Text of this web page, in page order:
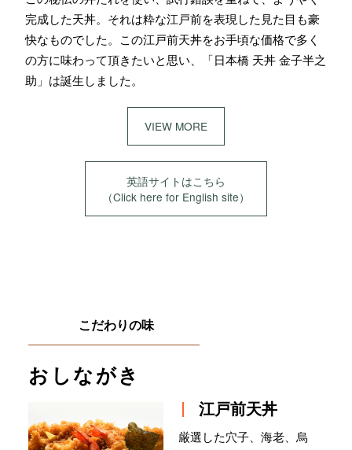
完成した天丼。それは粋な江戸前を表現した見た目も豪
快なものでした。この江戸前天丼をお手頃な価格で多く
の方に味わって頂きたいと思い、「日本橋 天丼 金子半之
助」は誕生しました。
VIEW MORE
英語サイトはこちら
（Click here for English site）
こだわりの味
おしながき
江戸前天丼
厳選した穴子、海老、烏